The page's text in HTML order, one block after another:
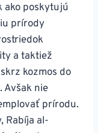
ako poskytujú
prírody
a taktiež
kozmos do
Avšak nie
prírodu.
Rabíja al-